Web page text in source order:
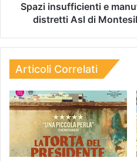
Spazi insufficienti e
distretti Asl di
Articoli Correlati